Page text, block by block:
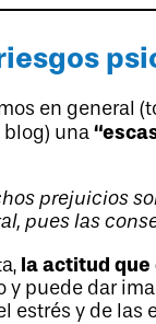
en general
blog) una
prejuicios
pues las
la actitud
y puede dar
estrés y de las